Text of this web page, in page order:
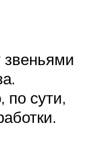
по сути,